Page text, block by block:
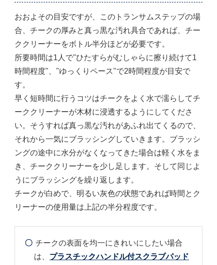
おおよその目安ですが、このトランサムステップの場
合、チークの厚みと真っ黒な汚れ具合であれば、チー
ククリーナーをボトル半分ほどが必要です。
所要時間は1人で"ひたすらがむしゃらに擦り続けて1
時間程度"、"ゆっくりペース"で2時間程度が目安で
す。
早く短時間に行うコツはチークをよく水で濡らしてチ
ーククリーナーが木材に浸透するようにしてくださ
い。そうすれば真っ黒な汚れがあふれ出てくるので、
それから一気にブラッシングしていきます。ブラッシ
ングの途中に水分がなくなってきた場合は軽く水をま
き、チーククリーナーを少し足します。そして同じよ
うにブラッシングを繰り返します。
チークが白めで、明るい灰色の状態であれば時間とク
リーナーの使用量は上記の半分程度です。
チークの表面を均一にきれいにしたい場合
は、 プラスチックハンドル付スクラブパッド